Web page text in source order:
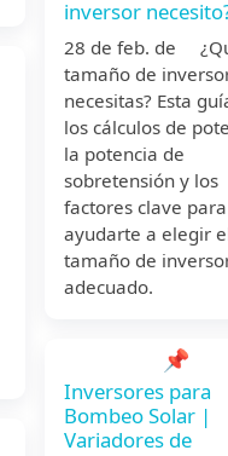
inversor
28 de feb. de
tamaño de
necesitas? Esta
los cálculos de
la potencia de
sobretensión y los
factores clave para
ayudarte a elegir
tamaño de
adecuado.
📌
Inversores para
Bombeo Solar |
Variadores de